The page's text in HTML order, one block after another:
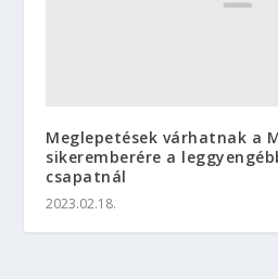
Meglepetések várhatnak a
sikeremberére a
csapatnál
2023.02.18.